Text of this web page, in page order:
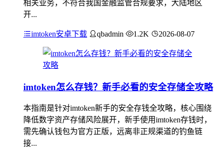
相关业务，不符合我国金融监管合规要求，大陆地区
开...
imtoken安卓下载 qbadmin 1.2K 2026-08-07
imtoken怎么存钱？新手必看的安全存储全攻略
本指南是针对imtoken新手的安全存钱全攻略，核心围绕
降低数字资产存储风险展开，新手使用imtoken存钱时，
需先确认钱包为官方正版，远离非正规渠道的钓鱼链
接...